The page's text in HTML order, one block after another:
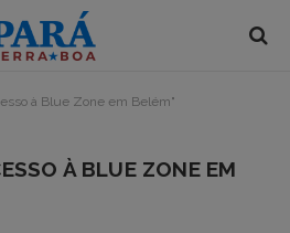
à Blue Zone em Belém"
À BLUE ZONE EM